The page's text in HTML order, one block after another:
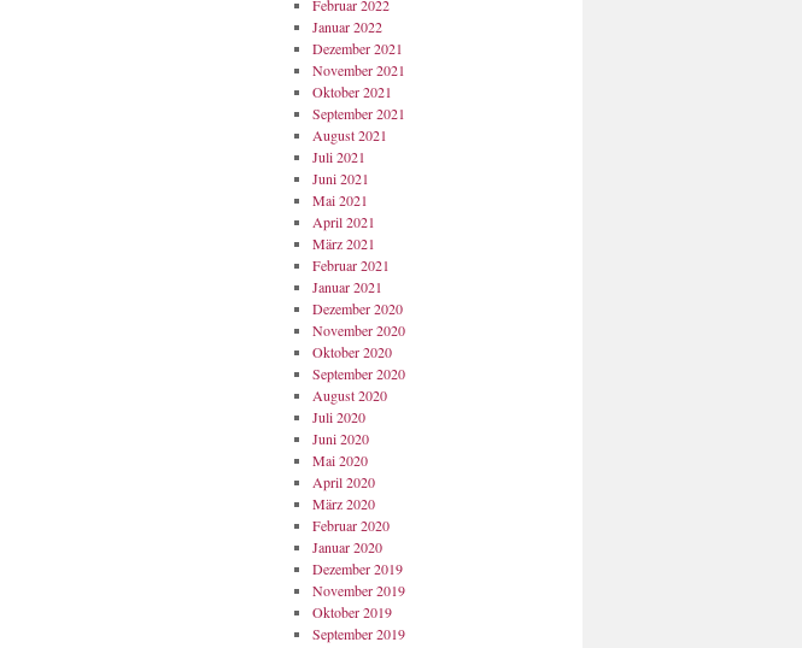
Februar 2022
Januar 2022
Dezember 2021
November 2021
Oktober 2021
September 2021
August 2021
Juli 2021
Juni 2021
Mai 2021
April 2021
März 2021
Februar 2021
Januar 2021
Dezember 2020
November 2020
Oktober 2020
September 2020
August 2020
Juli 2020
Juni 2020
Mai 2020
April 2020
März 2020
Februar 2020
Januar 2020
Dezember 2019
November 2019
Oktober 2019
September 2019